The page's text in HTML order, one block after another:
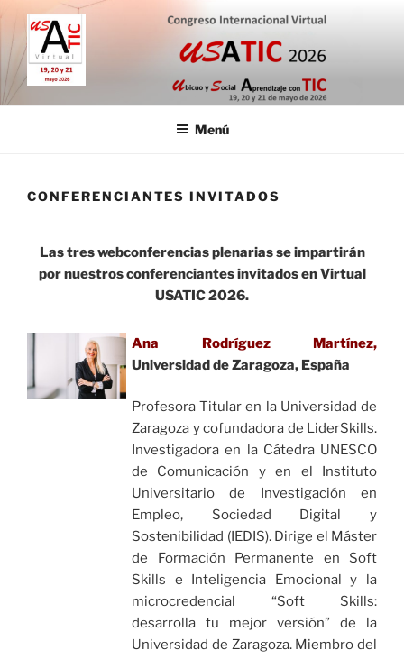
Saltar
contenido
CONGRESO INTERNACIONAL
VIRTUAL USATIC
Menú
CONFERENCIANTES INVITADOS
Las tres webconferencias plenarias se impartirán
por nuestros conferenciantes invitados en Virtual
USATIC 2026.
Ana Rodríguez Martínez,
Universidad de Zaragoza, España
Profesora Titular en la Universidad de
Zaragoza y cofundadora de LiderSkills.
Investigadora en la Cátedra UNESCO
de Comunicación y en el Instituto
Universitario de Investigación en
Empleo, Sociedad Digital y
Sostenibilidad (IEDIS). Dirige el Máster
de Formación Permanente en Soft
Skills e Inteligencia Emocional y la
microcredencial “Soft Skills:
desarrolla tu mejor versión” de la
Universidad de Zaragoza. Miembro del